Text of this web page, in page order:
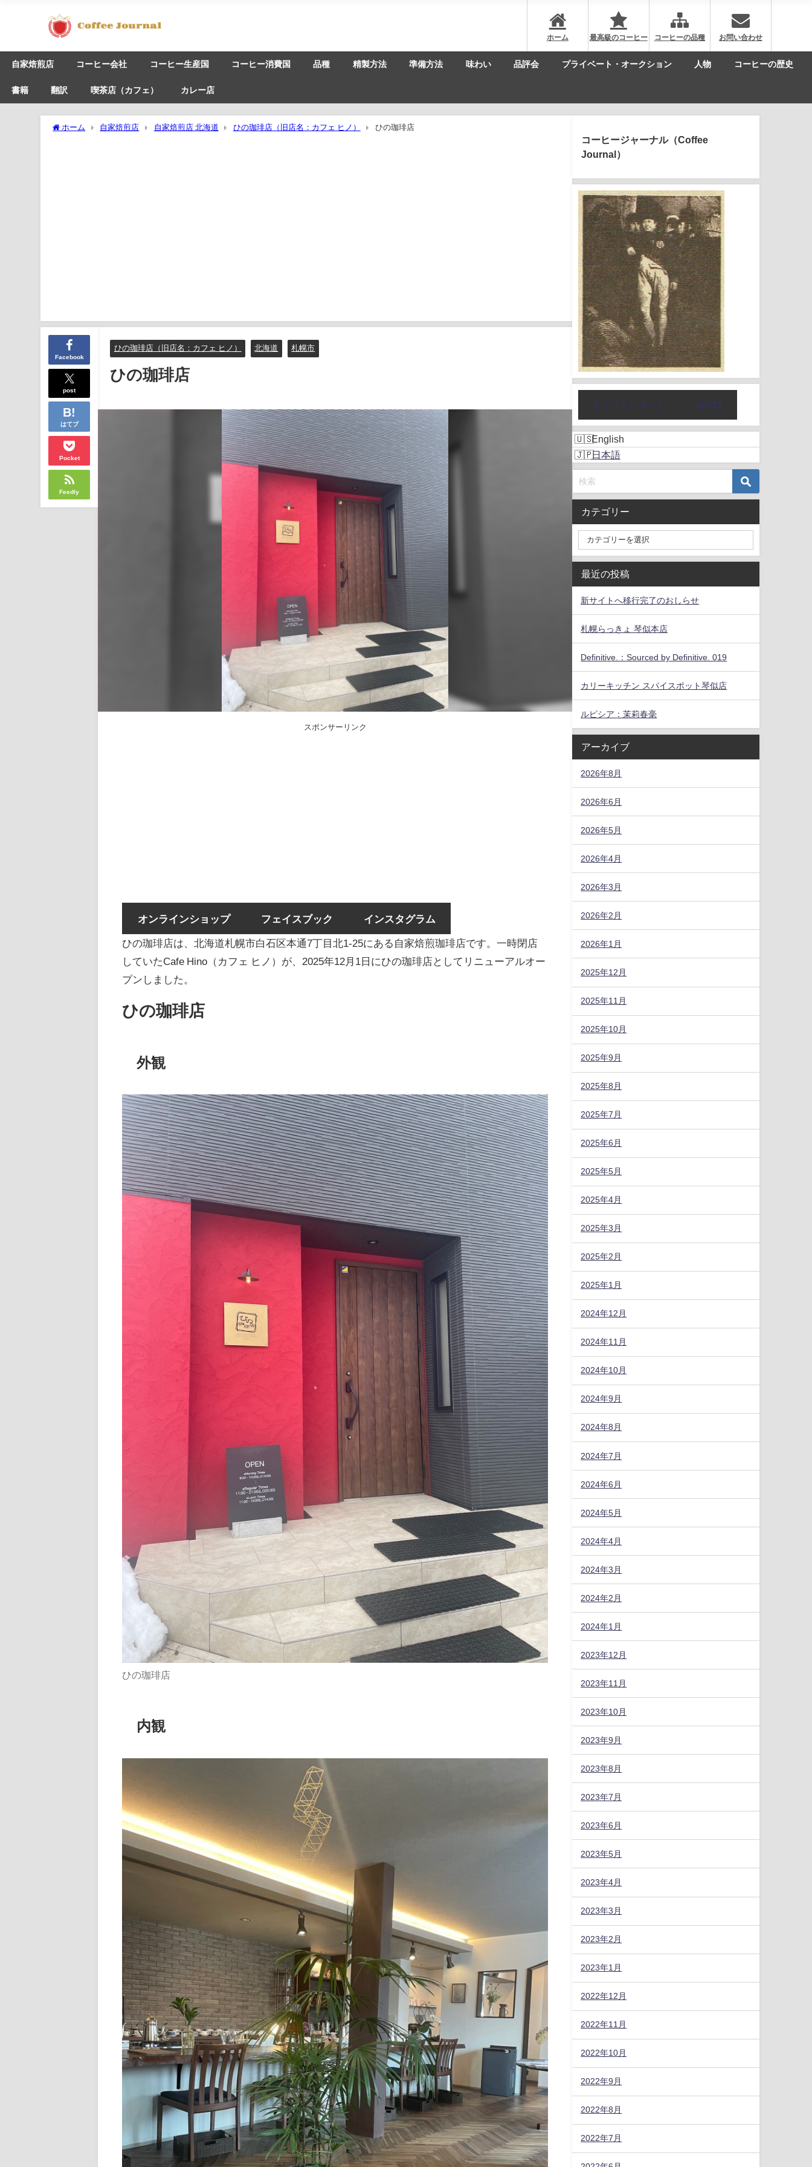
ホーム 最高級のコーヒー コーヒーの品種 お問い合わせ
自家焙煎店 コーヒー会社 コーヒー生産国 コーヒー消費国 品種 精製方法 準備方法 味わい 品評会 プライベート・オークション 人物 コーヒーの歴史
書籍 翻訳 喫茶店（カフェ） カレー店
ホーム 自家焙煎店 自家焙煎店 北海道 ひの珈琲店（旧店名：カフェ ヒノ） ひの珈琲店
Facebook
post
はてブ
Pocket
Feedly
ひの珈琲店（旧店名：カフェ ヒノ） 北海道 札幌市
ひの珈琲店
スポンサーリンク
オンラインショップ フェイスブック インスタグラム
ひの珈琲店は、北海道札幌市白石区本通7丁目北1-25にある自家焙煎珈琲店です。一時閉店
していたCafe Hino（カフェ ヒノ）が、2025年12月1日にひの珈琲店としてリニューアルオー
プンしました。
ひの珈琲店
外観
ひの珈琲店
内観
コーヒージャーナル（Coffee
Journal）
X（ツイッター） NOTE
English
日本語
カテゴリー
最近の投稿
新サイトへ移行完了のおしらせ
札幌らっきょ 琴似本店
Definitive.：Sourced by Definitive. 019
カリーキッチン スパイスポット琴似店
ルピシア：茉莉春毫
アーカイブ
2026年8月
2026年6月
2026年5月
2026年4月
2026年3月
2026年2月
2026年1月
2025年12月
2025年11月
2025年10月
2025年9月
2025年8月
2025年7月
2025年6月
2025年5月
2025年4月
2025年3月
2025年2月
2025年1月
2024年12月
2024年11月
2024年10月
2024年9月
2024年8月
2024年7月
2024年6月
2024年5月
2024年4月
2024年3月
2024年2月
2024年1月
2023年12月
2023年11月
2023年10月
2023年9月
2023年8月
2023年7月
2023年6月
2023年5月
2023年4月
2023年3月
2023年2月
2023年1月
2022年12月
2022年11月
2022年10月
2022年9月
2022年8月
2022年7月